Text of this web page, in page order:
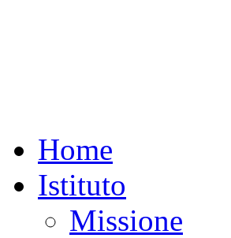
Home
Istituto
Missione